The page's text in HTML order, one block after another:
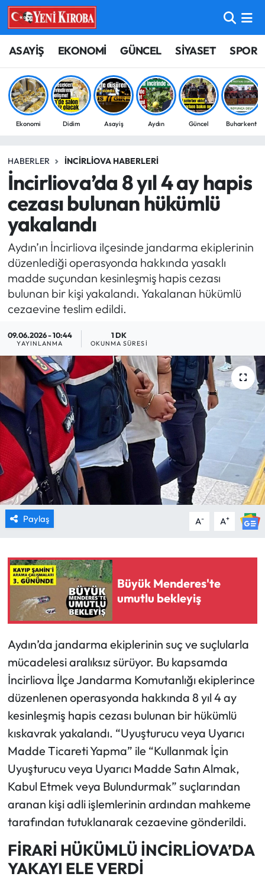
ASAYİŞ EKONOMİ GÜNCEL SİYASET SPOR
Ekonomi Didim Asayiş Aydın Güncel Buharkent
HABERLER İNCIRLIOVA HABERLERI
İncirliova’da 8 yıl 4 ay hapis
cezası bulunan hükümlü
yakalandı
Aydın’ın İncirliova ilçesinde jandarma ekiplerinin
düzenlediği operasyonda hakkında yasaklı
madde suçundan kesinleşmiş hapis cezası
bulunan bir kişi yakalandı. Yakalanan hükümlü
cezaevine teslim edildi.
09.06.2026 - 10:44
YAYINLANMA
1 DK
OKUNMA SÜRESI
Paylaş A- A+
Büyük Menderes'te
umutlu bekleyiş
Aydın’da jandarma ekiplerinin suç ve suçlularla
mücadelesi aralıksız sürüyor. Bu kapsamda
İncirliova İlçe Jandarma Komutanlığı ekiplerince
düzenlenen operasyonda hakkında 8 yıl 4 ay
kesinleşmiş hapis cezası bulunan bir hükümlü
kıskavrak yakalandı. “Uyuşturucu veya Uyarıcı
Madde Ticareti Yapma” ile “Kullanmak İçin
Uyuşturucu veya Uyarıcı Madde Satın Almak,
Kabul Etmek veya Bulundurmak” suçlarından
aranan kişi adli işlemlerinin ardından mahkeme
tarafından tutuklanarak cezaevine gönderildi.
FİRARİ HÜKÜMLÜ İNCİRLİOVA’DA
YAKAYI ELE VERDİ
ASAYİŞ
BİLİM-TEKNOLOJİ
ÇEVRE
EĞİTİM
EKONOMİ
GÜNCEL
GÜNDEM
MAGAZİN
SAĞLIK
SİYASET
SPOR
TARIM
TURİZM
YAŞAM
RESMİ İLANLAR
HABER İLAN
Aydın Nöbetçi Eczaneler
Aydın Hava Durumu
Aydin Namaz Vakitleri
Süper Lig Puan Durumu ve Fikstür
Tüm Manşetler
Son Dakika Haberleri
Haber Arşivi